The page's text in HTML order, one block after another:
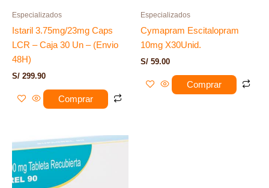
Especializados
Istaril 3.75mg/23mg Caps
LCR – Caja 30 Un – (Envio
48H)
S/ 299.90
Comprar
Especializados
Cymapram Escitalopram
10mg X30Unid.
S/ 59.00
Comprar